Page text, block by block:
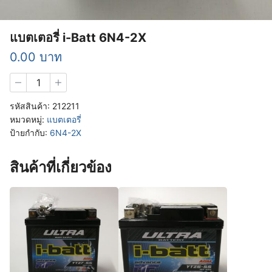
แบตเตอรี่ i-Batt 6N4-2X
0.00 บาท
แบตเตอรี่
i-
Batt
6N4-
2X
รหัสสินค้า: 212211
หมวดหมู่: แบตเตอรี่
ป้ายกำกับ: 6N4-2X
สินค้าที่เกี่ยวข้อง